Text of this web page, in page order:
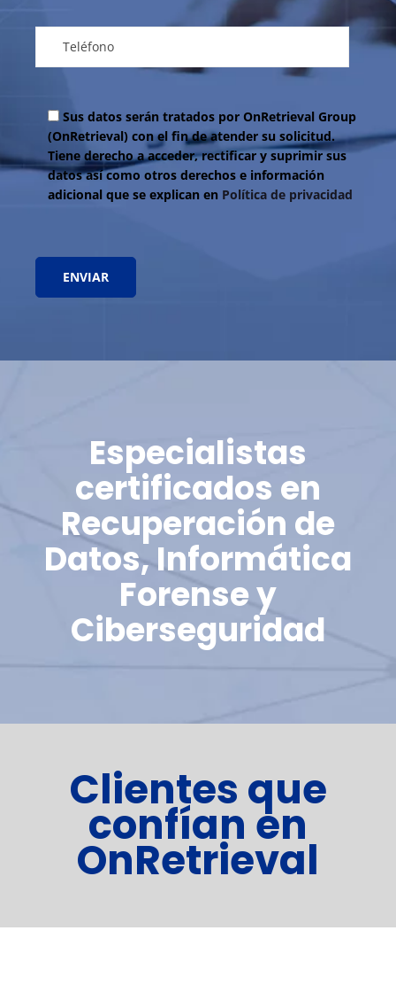
Sus datos serán tratados por OnRetrieval Group
(OnRetrieval) con el fin de atender su solicitud.
Tiene derecho a acceder, rectificar y suprimir sus
datos así como otros derechos e información
adicional que se explican en Política de privacidad
Especialistas
certificados en
Recuperación de
Datos, Informática
Forense y
Ciberseguridad
Clientes que
confían en
OnRetrieval